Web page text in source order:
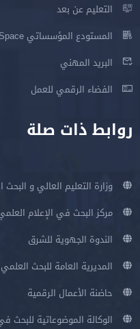
التعليم عن بعد
المستودع المؤسساتي DSpace
البريد المهني
الفضاء الرقمي للعمل
روابط ذات صلة
وزارة التعليم العالي و
مركز البحث في الإعلام
الندوة الجهوية للشرق
المديرية العامة للبحث
حاضنة الأعمال الرقمية
الوكالة الموضوعاتية للبحث